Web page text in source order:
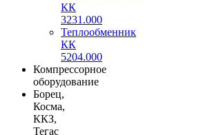
КК
3231.000
Теплообменник
КК
5204.000
Компрессорное
оборудование
Борец,
Косма,
ККЗ,
Тегас